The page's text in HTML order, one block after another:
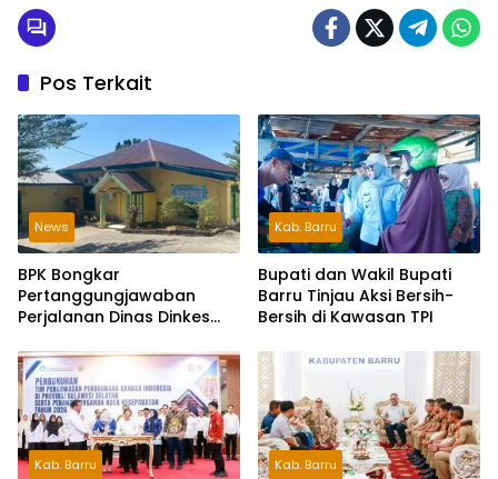
Pos Terkait
News
BPK Bongkar
Pertanggungjawaban
Perjalanan Dinas Dinkes
Tanpa Bukti Pengeluaran
Riil
Kab. Barru
Bupati dan Wakil Bupati
Barru Tinjau Aksi Bersih-
Bersih di Kawasan TPI
Kab. Barru Kab. Barru